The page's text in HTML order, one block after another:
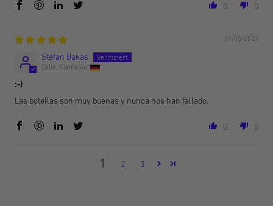
0 0
09/05/2023
Stefan Bakas
Celle, Alemania
:-)
Las botellas son muy buenas y nunca nos han fallado.
0 0
1 2 3